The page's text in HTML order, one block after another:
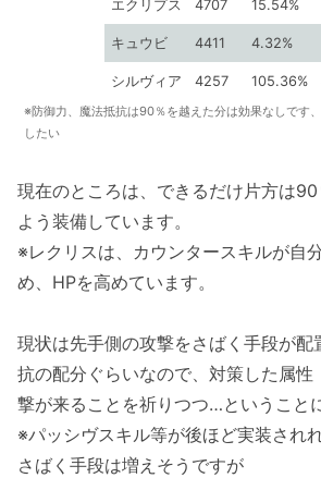
エクリプス 4707 15.54%
キュウビ 4411 4.32%
シルヴィア 4257 105.36%
※防御力、魔法抵抗は90％を越えた分は効果なしです
したい
現在のところは、できるだけ片方は
よう装備しています。
※レクリスは、カウンタースキルが自
め、HPを高めています。
現状は先手側の攻撃をさばく手段が配
抗の配分ぐらいなので、対策した属
撃が来ることを祈りつつ…ということ
※パッシヴスキル等が後ほど実装され
さばく手段は増えそうですが